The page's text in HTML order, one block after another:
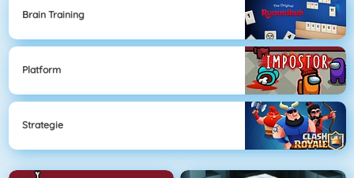
Brain Training
Platform
Strategie